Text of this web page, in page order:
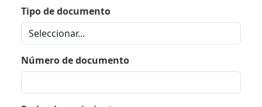
Tipo de documento
Número de documento